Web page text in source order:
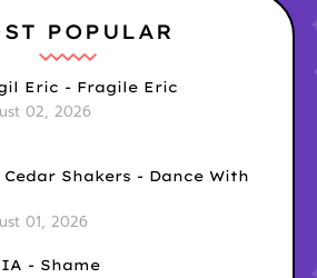
POPULAR
Eric - Fragile Eric
02, 2026
Cedar Shakers - Dance With
01, 2026
- Shame